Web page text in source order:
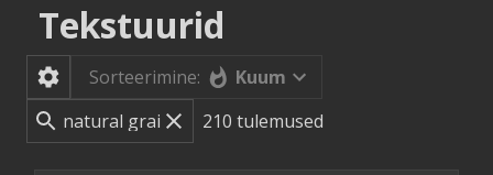
Tekstuurid
Sorteerimine:
Kuum
210 tulemused